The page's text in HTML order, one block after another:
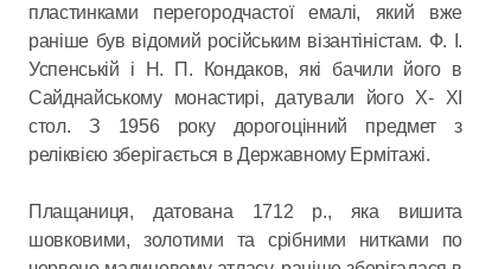
пластинками перегородчастої емалі, який вже
раніше був відомий російським візантіністам. Ф. І.
Успенській і Н. П. Кондаков, які бачили його в
Сайднайському монастирі, датували його Х- ХІ
стол. З 1956 року дорогоцінний предмет з
реліквією зберігається в Державному Ермітажі.
Плащаниця, датована 1712 р., яка вишита
шовковими, золотими та срібними нитками по